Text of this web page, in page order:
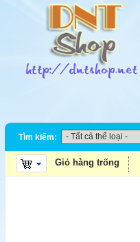
Tìm kiếm:
Giỏ hàng trống